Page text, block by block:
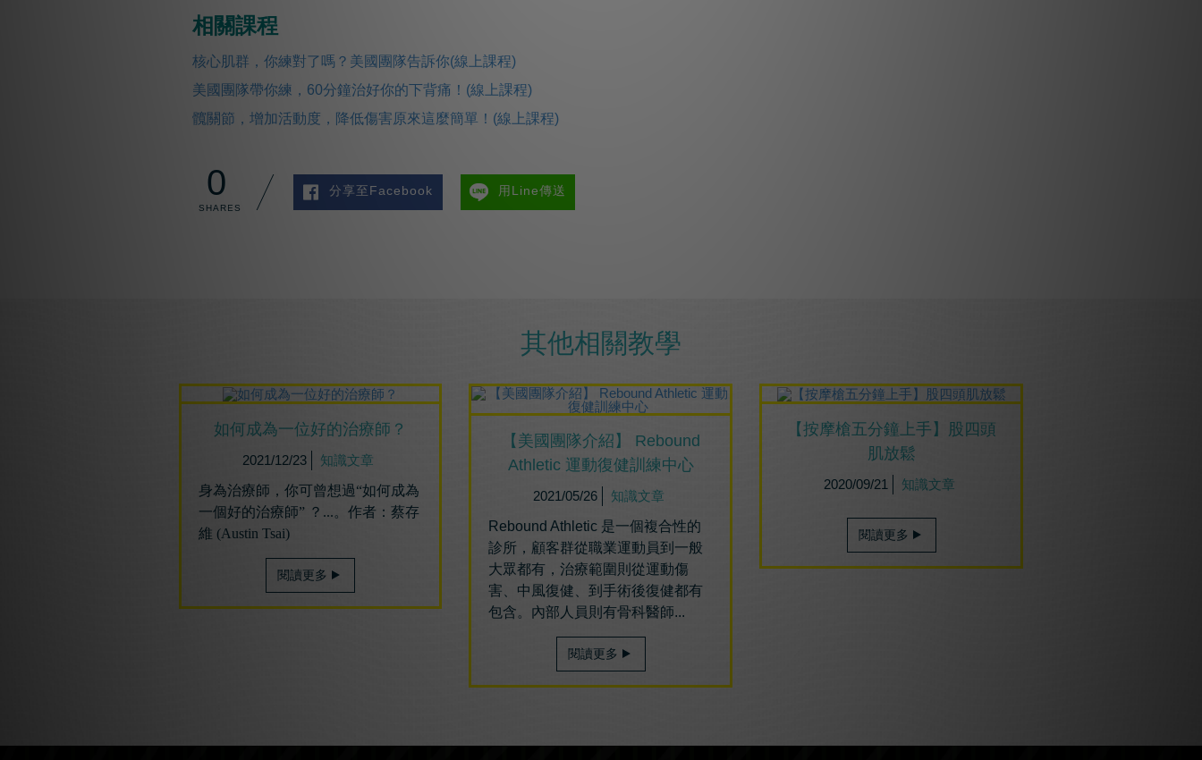
相關課程
核心肌群，你練對了嗎？美國團隊告訴你(線上課程)
美國團隊帶你練，60分鐘治好你的下背痛！(線上課程)
髖關節，增加活動度，降低傷害原來這麼簡單！(線上課程)
0 分享至Facebook 用Line傳送
其他相關教學
如何成為⼀位好的治療師？
2021/12/23
知識文章
身為治療師，你可曾想過“如何成為
一個好的治療師” ？...。作者：蔡存
維 (Austin Tsai)
閱讀更多
【美國團隊介紹】 Rebound
Athletic 運動復健訓練中心
2021/05/26
知識文章
Rebound Athletic 是一個複合性的
診所，顧客群從職業運動員到一般
大眾都有，治療範圍則從運動傷
害、中風復健、到手術後復健都有
包含。內部人員則有骨科醫師...
閱讀更多
【按摩槍五分鐘上手】股四頭
肌放鬆
2020/09/21 知識文章
閱讀更多